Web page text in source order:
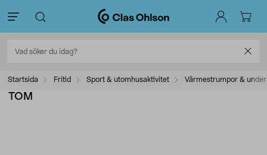
Startsida Fritid Sport & utomhusaktivitet Värmestrumpor &
TOM